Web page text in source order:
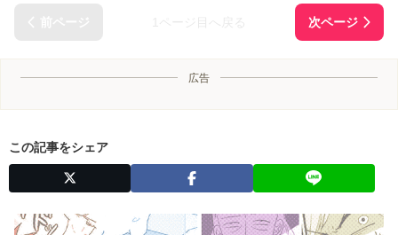
広告
この記事をシェア